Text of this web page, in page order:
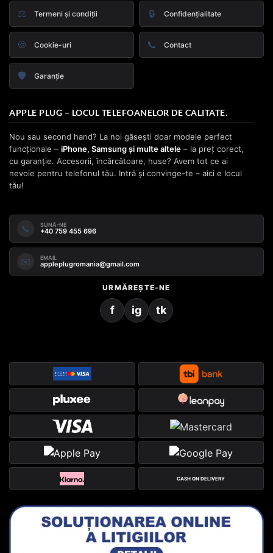
⚖️ Termeni și condiții 🔒 Confidențialitate
🍪 Cookie-uri 📞 Contact
🛡️ Garanție
APPLE PLUG – LOCUL TELEFOANELOR DE CALITATE.
Nou sau second hand? La noi găsești doar modele perfect
funcționale – iPhone, Samsung și multe altele – la preț corect,
cu garanție. Accesorii, încărcătoare, huse? Avem tot ce ai
nevoie pentru telefonul tău. Intră și convinge-te – aici e locul
tău!
📞 SUNĂ-NE
+40 759 455 696
✉️ EMAIL
appleplugromania@gmail.com
URMĂREȘTE-NE
f ig tk
CASH ON DELIVERY